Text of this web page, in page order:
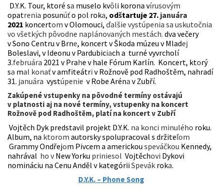
D.Y.K. Tour, ktoré sa muselo kvôli korona vírusovým
opatrenia posunúťo pol roka, odštartuje 27. januára
2021 koncertom v Olomouci, ďalšie vystúpenia sa uskutočnia
vo všetkých pôvodne naplánovaných mestách. dva večery
v Sono Centru v Brne, koncert v Škoda múzeu v Mladej
Boleslavi, v Ideonu v Pardubiciach a turné vyvrcholí
3.februára 2021 v Prahe v hale Fórum Karlín. Koncert, ktorý
sa mal konaťv amfiteátri v Rožnově pod Radhoštěm, nahradí
31. januára vystúpenie v Robe Aréna v Zubří.
Zakúpené vstupenky na pôvodné termíny ostávajú
v platnosti aj na nové termíny, vstupenky na koncert
Rožnově pod Radhoštěm, platí na koncert v Zubří
Vojtěch Dyk predstavil projekt D.Y.K. na konci minulého roku.
Album, na ktorom autorsky spolupracoval s držiteľom
Grammy Ondřejom Pivcem a americkou speváčkou Kennedy,
nahrával ho vNew Yorku priniesol Vojtěchovi Dykovi
nomináciu na Cenu Anděl v kategóriiSpevák roka.
D.Y.K. – Phone Song